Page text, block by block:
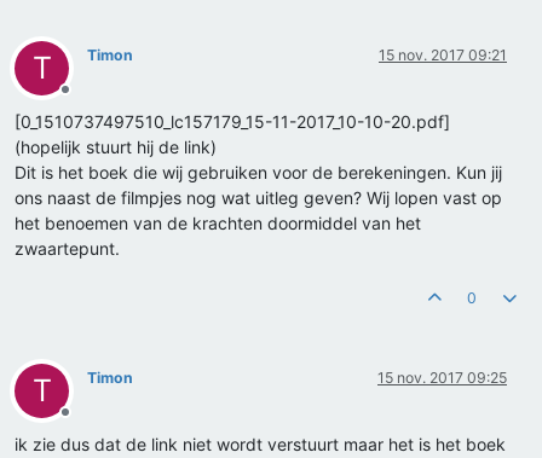
T
Offline
Timon 15 nov. 2017 09:21
[0_1510737497510_lc157179_15-11-2017_10-10-20.pdf]
(hopelijk stuurt hij de link)
Dit is het boek die wij gebruiken voor de berekeningen. Kun jij
ons naast de filmpjes nog wat uitleg geven? Wij lopen vast op
het benoemen van de krachten doormiddel van het
zwaartepunt.
0
T
Offline
Timon 15 nov. 2017 09:25
ik zie dus dat de link niet wordt verstuurt maar het is het boek